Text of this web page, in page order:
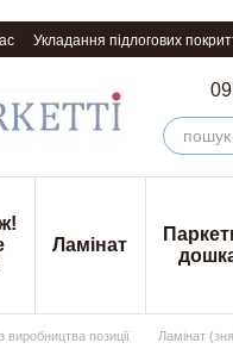
контенту
Укладання підлогових
Ламінат
виробництва позиції Ламінат